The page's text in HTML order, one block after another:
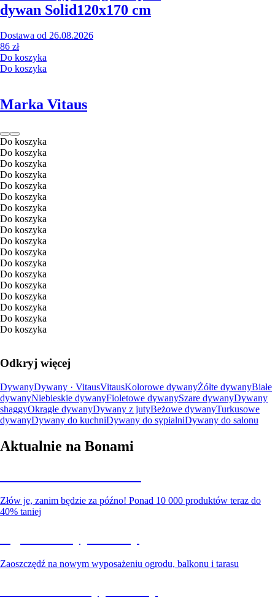
dywan Solid120x170 cm
Dostawa od 26.08.2026
86 zł
Do koszyka
Do koszyka
Marka Vitaus
Do koszyka
Do koszyka
Do koszyka
Do koszyka
Do koszyka
Do koszyka
Do koszyka
Do koszyka
Do koszyka
Do koszyka
Do koszyka
Do koszyka
Do koszyka
Do koszyka
Do koszyka
Do koszyka
Do koszyka
Do koszyka
Odkryj więcej
DywanyDywany · VitausVitausKolorowe dywanyŻółte dywanyBiałe
dywanyNiebieskie dywanyFioletowe dywanySzare dywanyDywany
shaggyOkrągłe dywanyDywany z jutyBeżowe dywanyTurkusowe
dywanyDywany do kuchniDywany do sypialniDywany do salonu
Aktualnie na Bonami
Złów je, zanim będzie za późno! Ponad 10 000 produktów teraz do
40% taniej
Zaoszczędź na nowym wyposażeniu ogrodu, balkonu i tarasu